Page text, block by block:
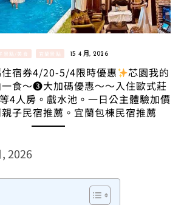
景點/美食 宜蘭景點 15 4 月, 2026
宿券4/20-5/4限時優惠
芯園我的
食～➌大加碼優惠～～入住歐式莊
4人房。戲水池。一日公主體驗加價
子民宿推薦。宜蘭包棟民宿推薦
2026